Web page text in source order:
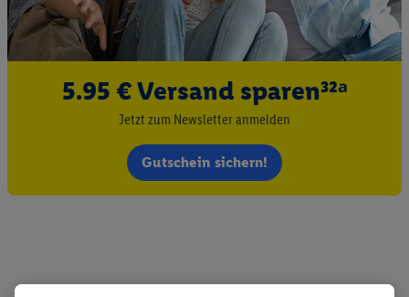
5.95 € Versand sparen³²ᵃ
Jetzt zum Newsletter anmelden
Gutschein sichern!